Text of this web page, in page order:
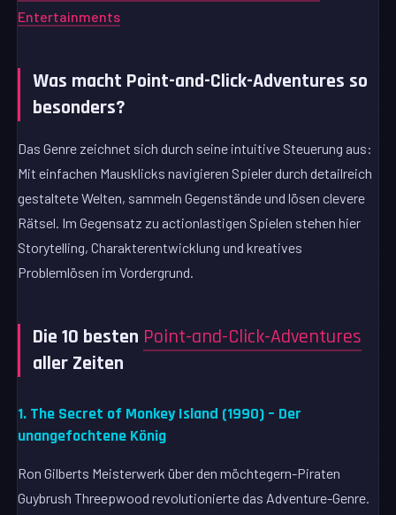
Entertainments
Was macht Point-and-Click-Adventures so
besonders?
Das Genre zeichnet sich durch seine intuitive Steuerung aus:
Mit einfachen Mausklicks navigieren Spieler durch detailreich
gestaltete Welten, sammeln Gegenstände und lösen clevere
Rätsel. Im Gegensatz zu actionlastigen Spielen stehen hier
Storytelling, Charakterentwicklung und kreatives
Problemlösen im Vordergrund.
Die 10 besten Point-and-Click-Adventures
aller Zeiten
1. The Secret of Monkey Island (1990) – Der
unangefochtene König
Ron Gilberts Meisterwerk über den möchtegern-Piraten
Guybrush Threepwood revolutionierte das Adventure-Genre.